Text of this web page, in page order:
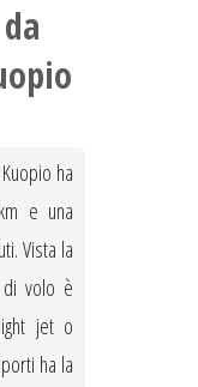
ha
e una
Vista la
volo è
jet o
ha la